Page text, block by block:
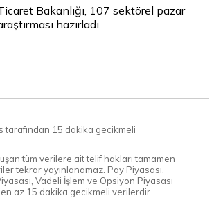
Bakanlığı, 107 sektörel pazar
hazırladı
tarafından 15 dakika gecikmeli
tüm verilere ait telif hakları tamamen
tekrar yayınlanamaz. Pay Piyasası,
Vadeli İşlem ve Opsiyon Piyasası
az 15 dakika gecikmeli verilerdir.